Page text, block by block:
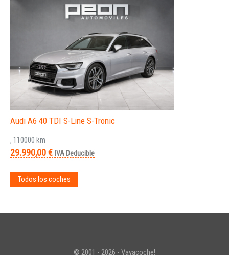
Audi A6 40 TDI S-Line S-Tronic
, 110000 km
29.990,00 € IVA Deducible
Todos los coches
© 2001 - 2026 - Vayacoche!